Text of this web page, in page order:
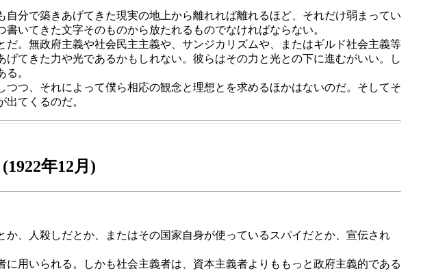
分で築きあげてきた現実の地上から離れれば離れるほど、それだけ弱まってい
いてきた文字そのものから放たれるものでなければならない。
。無政府主義や社会民主主義や、サンジカリズムや、またはギルド社会主義等
てきた力や光であるかもしれない。彼らはその力と光との下に進むがいい。し
。
つ、それによって僕ら相応の観念と理想とを求めるほかはないのだ。そしてそ
てくるのだ。
年12月)
、人殺しだとか、またはその国家自身が使っているスパイだとか、宣伝され
用いられる。しかも社会主義者は、資本主義者よりももっと政府主義的である